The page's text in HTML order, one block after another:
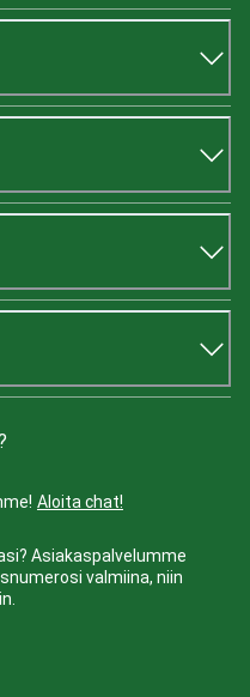
Aloita chat!
Asiakaspalvelumme
valmiina, niin